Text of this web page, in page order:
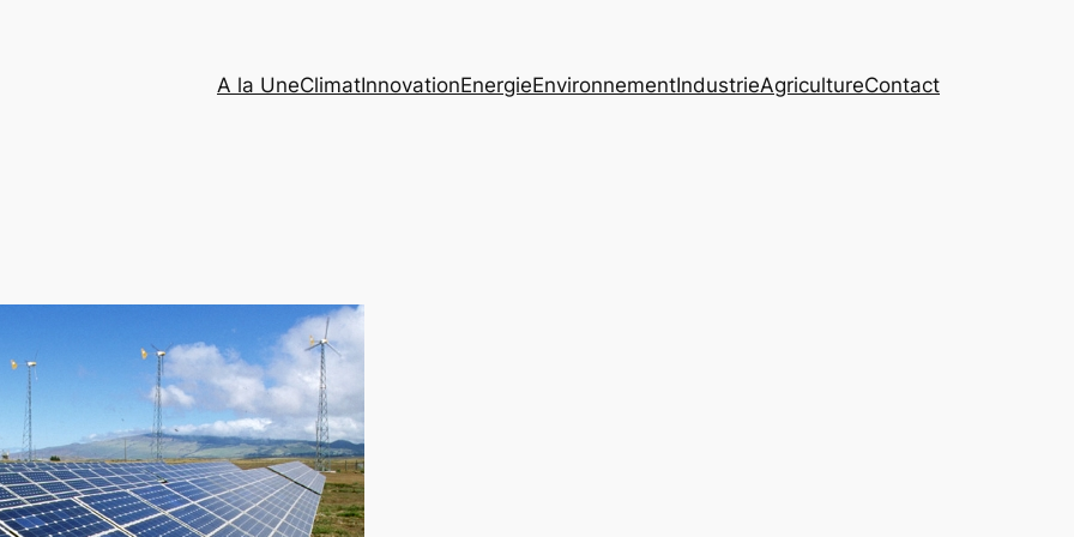
A la UneClimatInnovationEnergieEnvironnementIndustrieAgricultureContact